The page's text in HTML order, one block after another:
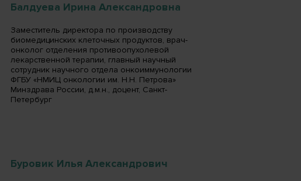
Балдуева Ирина Александровна
Заместитель директора по производству
биомедицинских клеточных продуктов, врач-
онколог отделения противоопухолевой
лекарственной терапии, главный научный
сотрудник научного отдела онкоиммунологии
ФГБУ «НМИЦ онкологии им. Н.Н. Петрова»
Минздрава России, д.м.н., доцент, Санкт-
Петербург
Буровик Илья Александрович